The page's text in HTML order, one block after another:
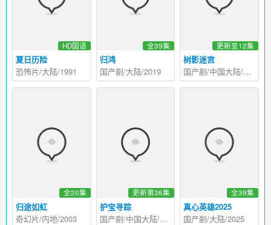
夏日历险
HD国语
恐怖片/大陆/1991
归鸿
全39集
国产剧/大陆/2019
树影迷宫
更新至12集
国产剧/中国大陆/2025
归途如虹
全20集
奇幻片/内地/2003
护宝寻踪
更新第36集
国产剧/中国大陆/2025
真心英雄2025
全39集
国产剧/大陆/2025